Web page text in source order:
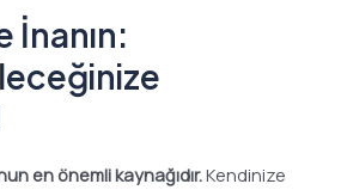
İnanın:
en önemli kaynağıdır.Kendinize